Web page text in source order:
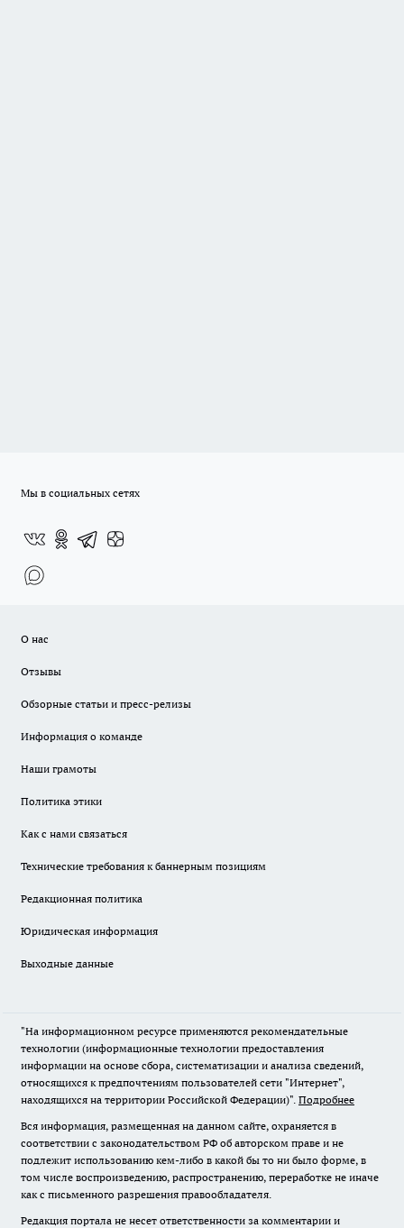
Мы в социальных сетях
О нас
Отзывы
Обзорные статьи и пресс-релизы
Информация о команде
Наши грамоты
Политика этики
Как с нами связаться
Технические требования к баннерным позициям
Редакционная политика
Юридическая информация
Выходные данные
"На информационном ресурсе применяются рекомендательные
технологии (информационные технологии предоставления
информации на основе сбора, систематизации и анализа сведений,
относящихся к предпочтениям пользователей сети "Интернет",
находящихся на территории Российской Федерации)". Подробнее
Вся информация, размещенная на данном сайте, охраняется в
соответствии с законодательством РФ об авторском праве и не
подлежит использованию кем-либо в какой бы то ни было форме, в
том числе воспроизведению, распространению, переработке не иначе
как с письменного разрешения правообладателя.
Редакция портала не несет ответственности за комментарии и